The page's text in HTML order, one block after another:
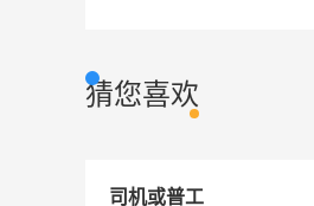
猜您喜欢
司机或普工